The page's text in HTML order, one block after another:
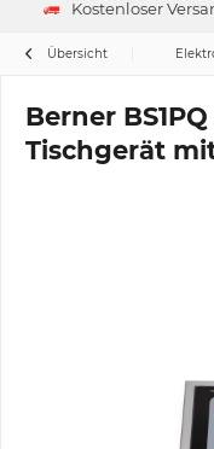
Kostenloser
Übersicht
Berner
Tischgerät